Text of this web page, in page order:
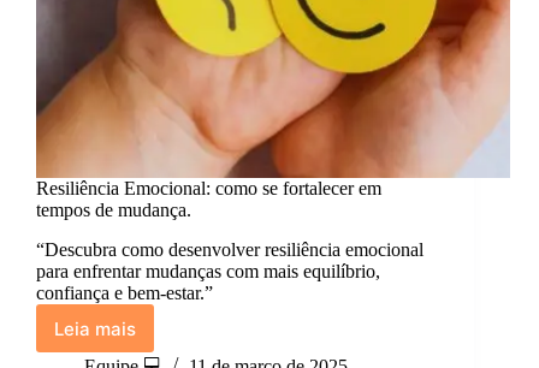
Resiliência Emocional: como se fortalecer em
tempos de mudança.
“Descubra como desenvolver resiliência emocional
para enfrentar mudanças com mais equilíbrio,
confiança e bem-estar.”
Leia maisResiliência
Emocional: